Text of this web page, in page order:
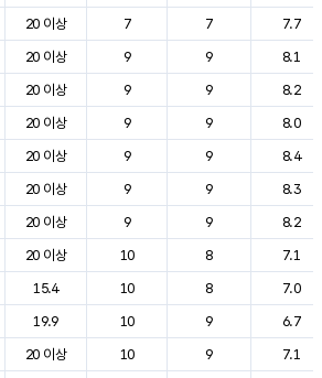
20 이상 7 7
7.7
20 이상 9 9
8.1
20 이상 9 9
8.2
20 이상 9 9
8.0
20 이상 9 9
8.4
20 이상 9 9
8.3
20 이상 9 9
8.2
20 이상 10 8
7.1
15.4 10 8
7.0
19.9 10 9
6.7
20 이상 10 9
7.1